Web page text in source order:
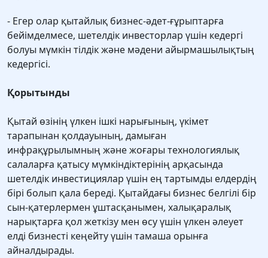
- Егер олар қытайлық бизнес-әдет-ғұрыптарға
бейімделмесе, шетелдік инвесторлар үшін кедергі
болуы мүмкін тілдік және мәдени айырмашылықтың
кедергісі.
Қорытынды
Қытай өзінің үлкен ішкі нарығының, үкімет
тарапынан қолдауының, дамыған
инфрақұрылымның және жоғары технологиялық
салаларға қатысу мүмкіндіктерінің арқасында
шетелдік инвестициялар үшін ең тартымды елдердің
бірі болып қала береді. Қытайдағы бизнес белгілі бір
сын-қатерлермен ұштасқанымен, халықаралық
нарықтарға қол жеткізу мен өсу үшін үлкен әлеует
елді бизнесті кеңейту үшін тамаша орынға
айналдырады.